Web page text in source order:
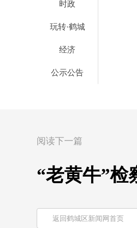
时政
玩转·鹤城
经济
公示公告
阅读下一篇
“老黄牛”
返回鹤城区新闻网首页